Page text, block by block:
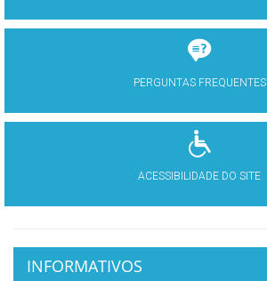
PERGUNTAS FREQUENTES
ACESSIBILIDADE DO SITE
INFORMATIVOS